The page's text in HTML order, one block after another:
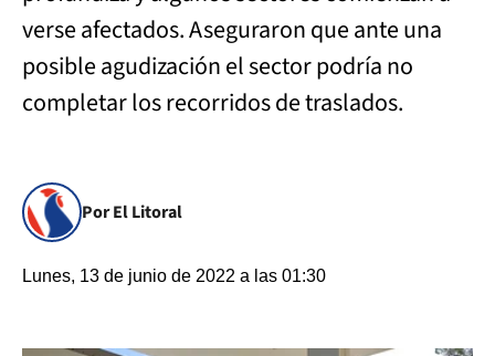
verse afectados. Aseguraron que ante una
posible agudización el sector podría no
completar los recorridos de traslados.
Por El Litoral
Lunes, 13 de junio de 2022 a las 01:30